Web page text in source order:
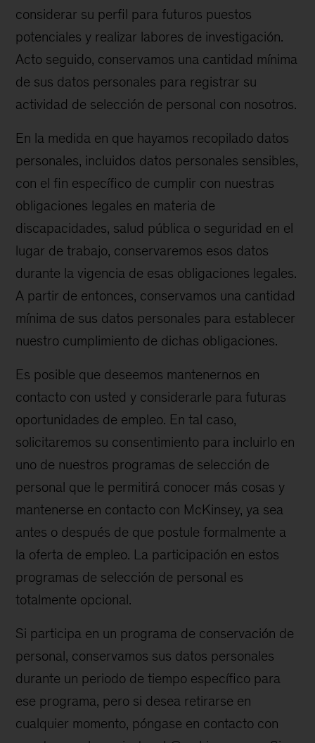
considerar su perfil para futuros puestos
potenciales y realizar labores de investigación.
Acto seguido, conservamos una cantidad mínima
de sus datos personales para registrar su
actividad de selección de personal con nosotros.
En la medida en que hayamos recopilado datos
personales, incluidos datos personales sensibles,
con el fin específico de cumplir con nuestras
obligaciones legales en materia de
discapacidades, salud pública o seguridad en el
lugar de trabajo, conservaremos esos datos
durante la vigencia de esas obligaciones legales.
A partir de entonces, conservamos una cantidad
mínima de sus datos personales para establecer
nuestro cumplimiento de dichas obligaciones.
Es posible que deseemos mantenernos en
contacto con usted y considerarle para futuras
oportunidades de empleo. En tal caso,
solicitaremos su consentimiento para incluirlo en
uno de nuestros programas de selección de
personal que le permitirá conocer más cosas y
mantenerse en contacto con McKinsey, ya sea
antes o después de que postule formalmente a
la oferta de empleo. La participación en estos
programas de selección de personal es
totalmente opcional.
Si participa en un programa de conservación de
personal, conservamos sus datos personales
durante un periodo de tiempo específico para
ese programa, pero si desea retirarse en
cualquier momento, póngase en contacto con